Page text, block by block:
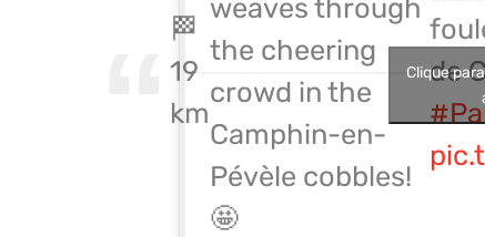
🏁
19
km
weaves through
the cheering
crowd in the
Camphin-en-
Pévèle cobbles!
🤩
de
Clique